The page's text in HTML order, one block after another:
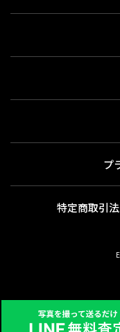
プ
特定商取引